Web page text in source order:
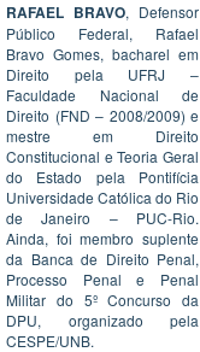
RAFAEL BRAVO, Defensor
Público Federal, Rafael
Bravo Gomes, bacharel em
Direito pela UFRJ –
Faculdade Nacional de
Direito (FND – 2008/2009) e
mestre em Direito
Constitucional e Teoria Geral
do Estado pela Pontifícia
Universidade Católica do Rio
de Janeiro – PUC-Rio.
Ainda, foi membro suplente
da Banca de Direito Penal,
Processo Penal e Penal
Militar do 5º Concurso da
DPU, organizado pela
CESPE/UNB.